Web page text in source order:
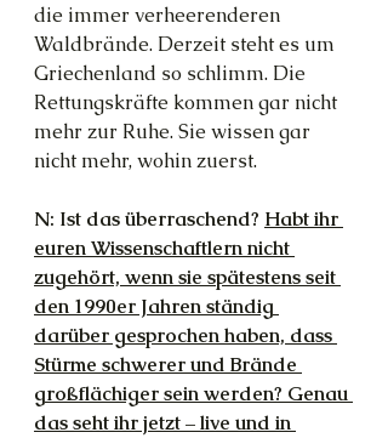
die immer verheerenderen
Waldbrände. Derzeit steht es um
Griechenland so schlimm. Die
Rettungskräfte kommen gar nicht
mehr zur Ruhe. Sie wissen gar
nicht mehr, wohin zuerst.
N: Ist das überraschend? Habt ihr
euren Wissenschaftlern nicht
zugehört, wenn sie spätestens seit
den 1990er Jahren ständig
darüber gesprochen haben, dass
Stürme schwerer und Brände
großflächiger sein werden? Genau
das seht ihr jetzt – live und in